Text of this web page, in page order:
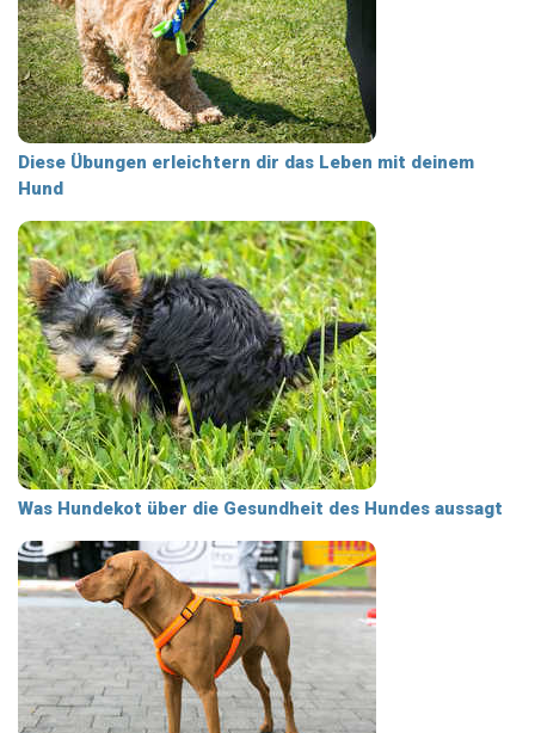
Diese Übungen erleichtern dir das Leben mit deinem
Hund
Was Hundekot über die Gesundheit des Hundes aussagt